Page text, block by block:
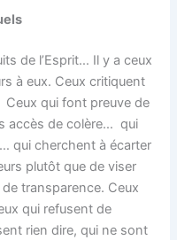
de l’Esprit… Il y a ceux
à eux. Ceux critiquent
Ceux qui font preuve de
accès de colère… qui
qui cherchent à écarter
plutôt que de viser
transparence. Ceux
qui refusent de
rien dire, qui ne sont